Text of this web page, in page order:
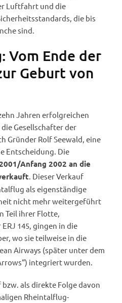
Luftfahrt und die
die bis
sind.
Vom Ende der
Geburt von
Jahren erfolgreichen
Gesellschafter der
Gründer Rolf Seewald, eine
Entscheidung. Die
Anfang 2002 an die
. Dieser Verkauf
als eigenständige
nicht mehr weitergeführt
Teil ihrer Flotte,
145, gingen in die
wo sie teilweise in die
Airways (später unter dem
integriert wurden.
als direkte Folge davon
Rheintalflug-